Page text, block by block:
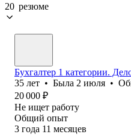
20 резюме
Бухгалтер 1 категории.
35 лет • Была 2 июля •
20 000 ₽
Не ищет работу
Общий опыт
3 года 11 месяцев